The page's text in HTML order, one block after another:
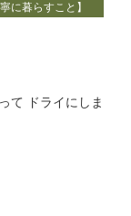
寧に暮らすこと】
て ドライにしま